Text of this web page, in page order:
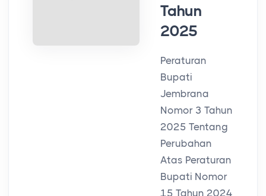
Tahun
2025
Peraturan
Bupati
Jembrana
Nomor 3 Tahun
2025 Tentang
Perubahan
Atas Peraturan
Bupati Nomor
15 Tahun 2024